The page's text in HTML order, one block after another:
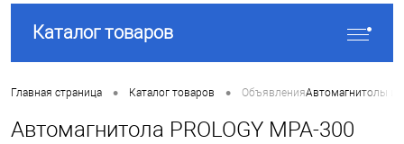
Каталог товаров
Главная страница • Каталог товаров • ОбъявленияАвтомагнитолы и
Автомагнитола PROLOGY MPA-300